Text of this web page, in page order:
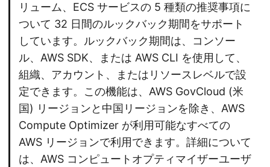
リューム、ECS サービスの 5 種類の推奨事項に
ついて 32 日間のルックバック期間をサポート
しています。ルックバック期間は、コンソー
ル、AWS SDK、または AWS CLI を使用して、
組織、アカウント、またはリソースレベルで設
定できます。この機能は、AWS GovCloud (米
国) リージョンと中国リージョンを除き、AWS
Compute Optimizer が利用可能なすべての
AWS リージョンで利用できます。詳細について
は、AWS コンピュートオプティマイザーユーザ